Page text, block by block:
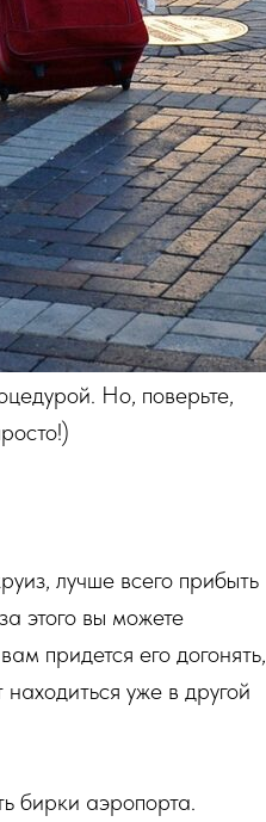
Но, поверьте,
лучше всего прибыть
этого вы можете
придется его догонять,
уже в другой
бирки аэропорта.